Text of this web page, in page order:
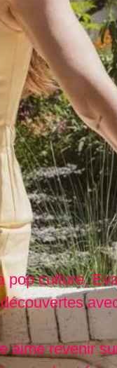
pop culture,
aime revenir